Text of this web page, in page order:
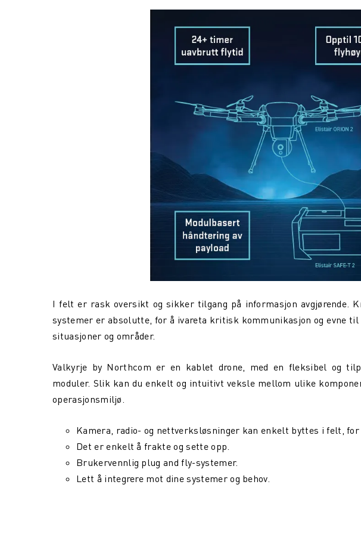
I felt er rask oversikt og sikker tilgang på informasjon avgjørende.
systemer er absolutte, for å ivareta kritisk kommunikasjon og evne
situasjoner og områder.
Valkyrje by Northcom er en kablet drone, med en fleksibel og
moduler. Slik kan du enkelt og intuitivt veksle mellom ulike
operasjonsmiljø.
Kamera, radio- og nettverksløsninger kan enkelt byttes i felt,
Det er enkelt å frakte og sette opp.
Brukervennlig plug and fly-systemer.
Lett å integrere mot dine systemer og behov.